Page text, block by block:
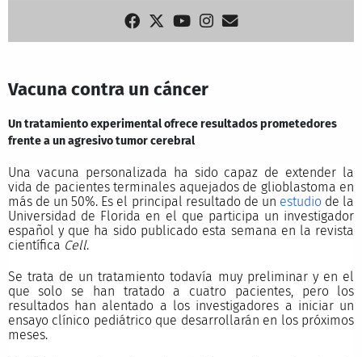
Vacuna contra un cáncer
Un tratamiento experimental ofrece resultados prometedores
frente a un agresivo tumor cerebral
Una vacuna personalizada ha sido capaz de extender la
vida de pacientes terminales aquejados de glioblastoma en
más de un 50%. Es el principal resultado de un estudio de la
Universidad de Florida en el que participa un investigador
español y que ha sido publicado esta semana en la revista
científica Cell.
Se trata de un tratamiento todavía muy preliminar y en el
que solo se han tratado a cuatro pacientes, pero los
resultados han alentado a los investigadores a iniciar un
ensayo clínico pediátrico que desarrollarán en los próximos
meses.